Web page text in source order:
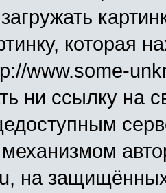
которая
www.some-
ни ссылку на
механизмом
на